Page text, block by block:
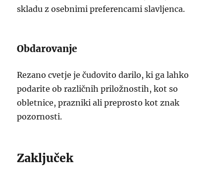
skladu z osebnimi preferencami slavljenca.
Obdarovanje
Rezano cvetje je čudovito darilo, ki ga lahko
podarite ob različnih priložnostih, kot so
obletnice, prazniki ali preprosto kot znak
pozornosti.
Zaključek